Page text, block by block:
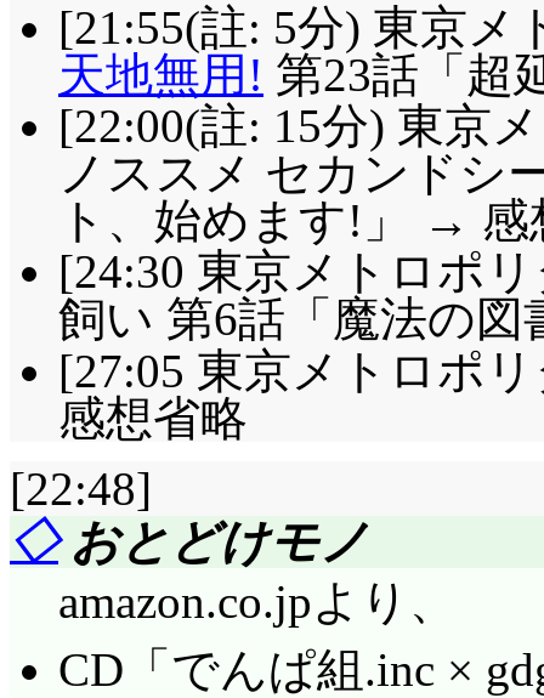
[21:55(註: 5分) 東京
天地無用! 第23話「超
[22:00(註: 15分) 東京
ノススメ セカンドシ
ト、始めます!」 → 感
[24:30 東京メトロポ
飼い 第6話「魔法の
[27:05 東京メトロポ
感想省略
[22:48]
◇おとどけモノ
amazon.co.jpより、
CD「でんぱ組.inc ×